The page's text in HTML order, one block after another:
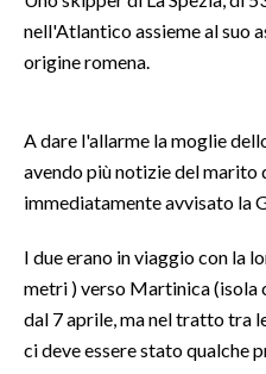
LAVORO
BANDI
SPORT
CALCIO
CALCIO REGIONALE
BASKET
VOLLEY
nell'Atlantico assieme al suo
origine romena.
A dare l'allarme la moglie
avendo più notizie del marito
immediatamente avvisato la
I due erano in viaggio con la
metri ) verso Martinica (isola
dal 7 aprile, ma nel tratto tra
ci deve essere stato qualche